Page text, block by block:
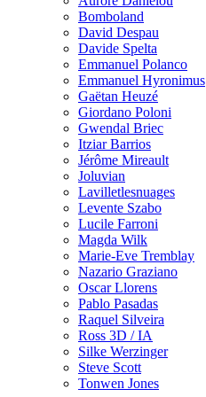
Bomboland
David Despau
Davide Spelta
Emmanuel Polanco
Emmanuel Hyronimus
Gaëtan Heuzé
Giordano Poloni
Gwendal Briec
Itziar Barrios
Jérôme Mireault
Joluvian
Lavilletlesnuages
Levente Szabo
Lucile Farroni
Magda Wilk
Marie-Eve Tremblay
Nazario Graziano
Oscar Llorens
Pablo Pasadas
Raquel Silveira
Ross 3D / IA
Silke Werzinger
Steve Scott
Tonwen Jones